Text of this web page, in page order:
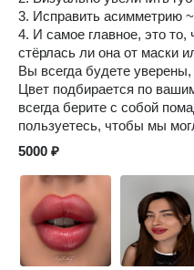
3. Исправить асимметрию ~
4. И самое главное, это то,
стёрлась ли она от маски
Вы всегда будете
Цвет подбирается по
всегда берите с собой
пользуетесь, чтобы мы
5000 ₽